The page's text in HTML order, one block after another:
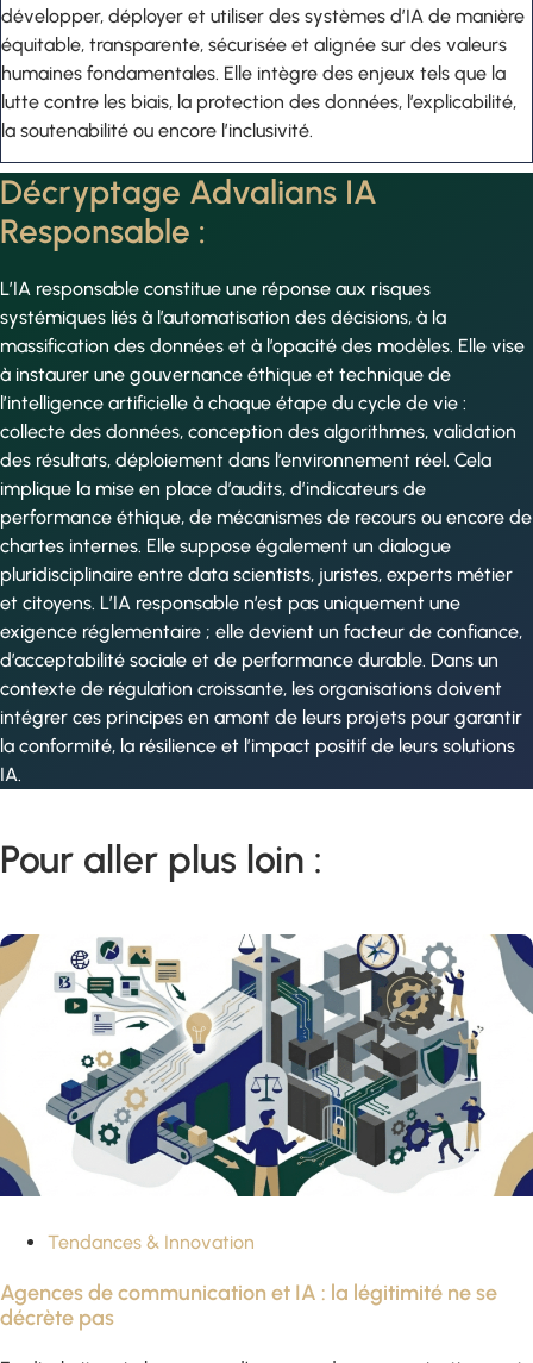
développer, déployer et utiliser des systèmes d’IA de manière
équitable, transparente, sécurisée et alignée sur des valeurs
humaines fondamentales. Elle intègre des enjeux tels que la
lutte contre les biais, la protection des données, l’explicabilité,
la soutenabilité ou encore l’inclusivité.
Décryptage Advalians IA
Responsable :
L’IA responsable constitue une réponse aux risques
systémiques liés à l’automatisation des décisions, à la
massification des données et à l’opacité des modèles. Elle vise
à instaurer une gouvernance éthique et technique de
l’intelligence artificielle à chaque étape du cycle de vie :
collecte des données, conception des algorithmes, validation
des résultats, déploiement dans l’environnement réel. Cela
implique la mise en place d’audits, d’indicateurs de
performance éthique, de mécanismes de recours ou encore de
chartes internes. Elle suppose également un dialogue
pluridisciplinaire entre data scientists, juristes, experts métier
et citoyens. L’IA responsable n’est pas uniquement une
exigence réglementaire ; elle devient un facteur de confiance,
d’acceptabilité sociale et de performance durable. Dans un
contexte de régulation croissante, les organisations doivent
intégrer ces principes en amont de leurs projets pour garantir
la conformité, la résilience et l’impact positif de leurs solutions
IA.
Pour aller plus loin :
Tendances & Innovation
Agences de communication et IA : la légitimité ne se
décrète pas